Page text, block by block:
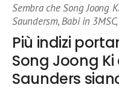
Sembra che Song Joong
Saundersm, Babi in
Più indizi
Song Joong Ki
Saunders